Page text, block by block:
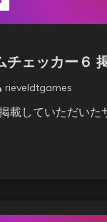
チェッカー６
rieveldtgames
載していただいた